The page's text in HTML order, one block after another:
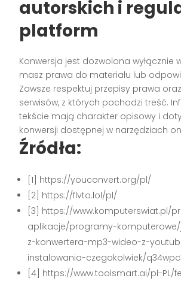
autorskich i
platform
Konwersja jest dozwolona wyłącznie
masz prawa do materiału lub
Zawsze respektuj przepisy prawa
serwisów, z których pochodzi treść.
tekście mają charakter opisowy i
konwersji dostępnej w narzędziach
Źródła:
[1] https://youconvert.org/pl/
[2] https://flvto.lol/pl/
[3] https://www.komputerswiat.pl/
aplikacje/programy-
z-konwertera-mp3-wideo-z-
instalowania-czegokolwiek/
[4] https://www.toolsmart.ai/pl-PL/